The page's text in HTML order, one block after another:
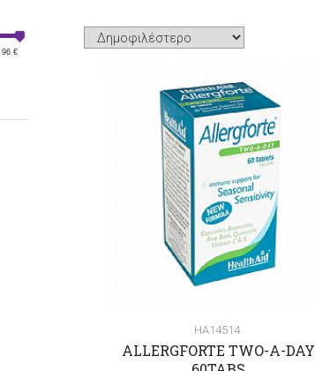
96 €
HA14514
ALLERGFORTE TWO-A-DAY